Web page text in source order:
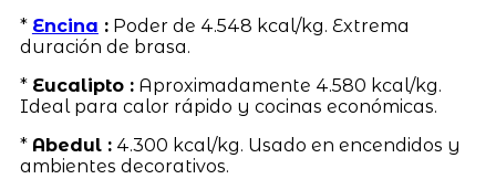
* Encina :Poder de 4.548 kcal/kg. Extrema
duración de brasa.
* Eucalipto :Aproximadamente 4.580 kcal/kg.
Ideal para calor rápido y cocinas económicas.
* Abedul :4.300 kcal/kg. Usado en encendidos y
ambientes decorativos.